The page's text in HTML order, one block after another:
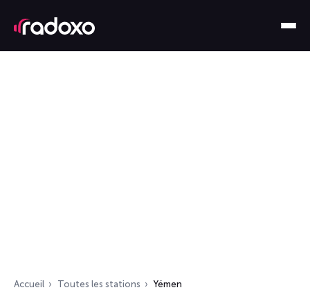
Accueil Toutes les stations Yémen